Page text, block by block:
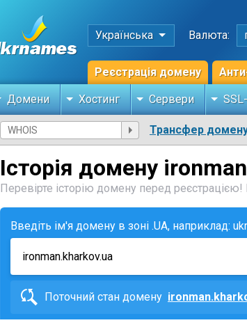
Українська Валюта:
Реєстрація домену
Домени Хостинг Сервери
Трансфер
Історія домену
Перевірте історію домену перед реєстрацією!
Введіть ім'я домену в зоні .UA, наприклад:
Поточний стан домену